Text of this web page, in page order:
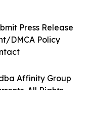
Affinity Group
All Rights
Press Release
DMCA Policy